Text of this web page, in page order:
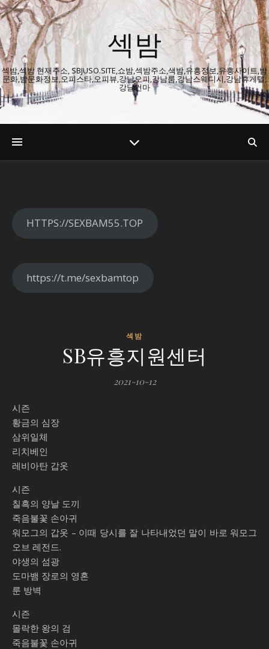
섹밤
섹밤,섹밤 현재주소, SBJUSO.SITE,쇼밤,섹밤주소,색밤,유흥정보,유흥사이트,밤
문화,밤문화정보,오피스타,오피뷰,강남오피,강남룸,강남스웨디시,강남휴게텔,
강남건마
HTTPS://SEXBAM55.TOP
https://t.me/sexbamtop
섹밤
SB유흥지원센터
2021-10-12
시즌
황금의 심장
삼위일체
리치베인
레비아탄 갑옷
시즌
칠흑의 양날 도끼
죽음불꽃 손아귀
워모그의 갑옷 – 이때 당시를 잘 나타내었던 말이 바로 워모그
오브 레전드.
야생의 섬광
도마뱀 장로의 영혼
룬 방벽
시즌
몰락한 왕의 검
죽음불꽃 손아귀